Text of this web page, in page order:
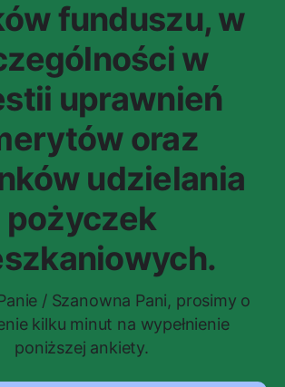
funduszu, w
w
uprawnień
oraz
udzielania
pożyczek
/ Szanowna Pani, prosimy o
kilku minut na wypełnienie
poniższej ankiety.